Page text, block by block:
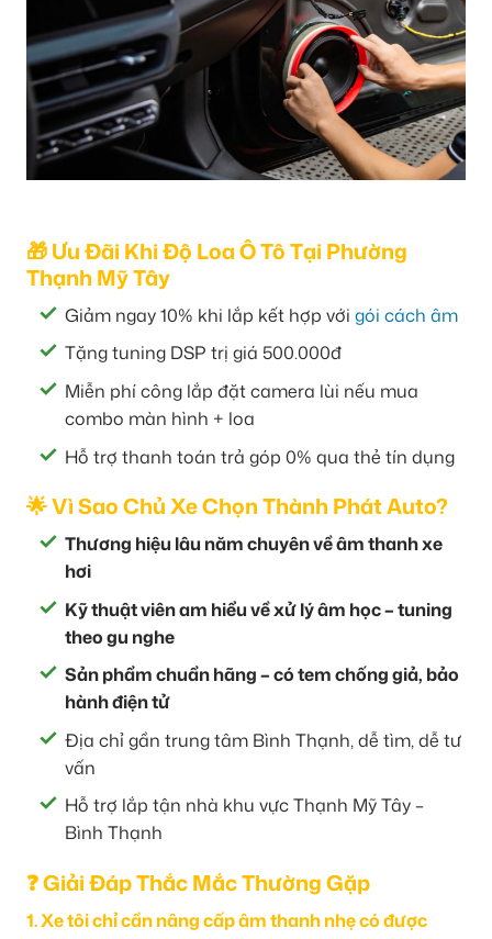
🎁 Ưu Đãi Khi Độ Loa Ô Tô Tại Phường
Thạnh Mỹ Tây
Giảm ngay 10% khi lắp kết hợp với gói cách âm
Tặng tuning DSP trị giá 500.000đ
Miễn phí công lắp đặt camera lùi nếu mua
combo màn hình + loa
Hỗ trợ thanh toán trả góp 0% qua thẻ tín dụng
🌟 Vì Sao Chủ Xe Chọn Thành Phát Auto?
Thương hiệu lâu năm chuyên về âm thanh xe
hơi
Kỹ thuật viên am hiểu về xử lý âm học – tuning
theo gu nghe
Sản phẩm chuẩn hãng – có tem chống giả, bảo
hành điện tử
Địa chỉ gần trung tâm Bình Thạnh, dễ tìm, dễ tư
vấn
Hỗ trợ lắp tận nhà khu vực Thạnh Mỹ Tây –
Bình Thạnh
❓ Giải Đáp Thắc Mắc Thường Gặp
1. Xe tôi chỉ cần nâng cấp âm thanh nhẹ có được